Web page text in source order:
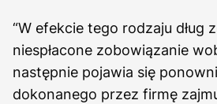
“W efekcie tego rodzaju dług
niespłacone zobowiązanie
następnie pojawia się
dokonanego przez firmę